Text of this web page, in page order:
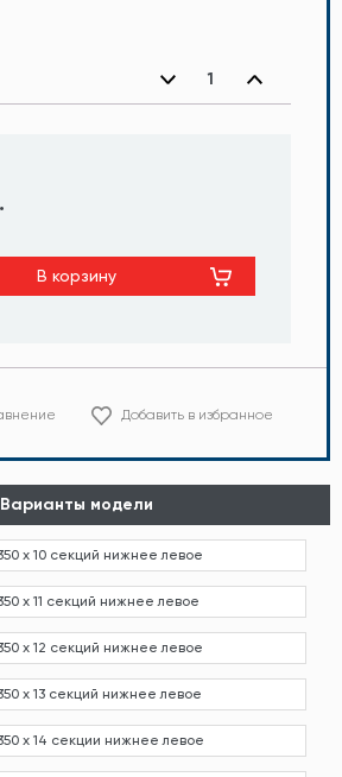
В корзину
Добавить в избранное
Варианты модели
350 х 10 секций нижнее левое
350 х 11 секций нижнее левое
350 х 12 секций нижнее левое
350 х 13 секций нижнее левое
350 х 14 секции нижнее левое